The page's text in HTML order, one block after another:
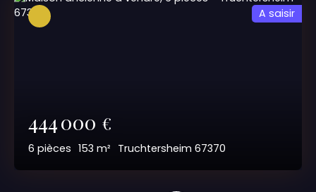
444 000 €
6 pièces 153 m² Truchtersheim 67370
A saisir